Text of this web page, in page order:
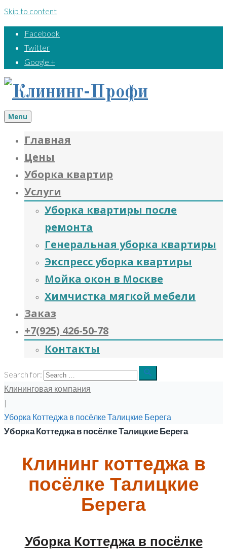
Skip to content
Facebook
Twitter
Google +
Menu
Главная
Цены
Уборка квартир
Услуги
Уборка квартиры после
ремонта
Генеральная уборка квартиры
Экспресс уборка квартиры
Мойка окон в Москве
Химчистка мягкой мебели
Заказ
+7(925) 426-50-78
Контакты
Search for: search
Клининговая компания
|
Уборка Коттеджа в посёлке Талицкие Берега
Уборка Коттеджа в посёлке Талицкие Берега
Клининг коттеджа в
посёлке Талицкие
Берега
Уборка Коттеджа в посёлке